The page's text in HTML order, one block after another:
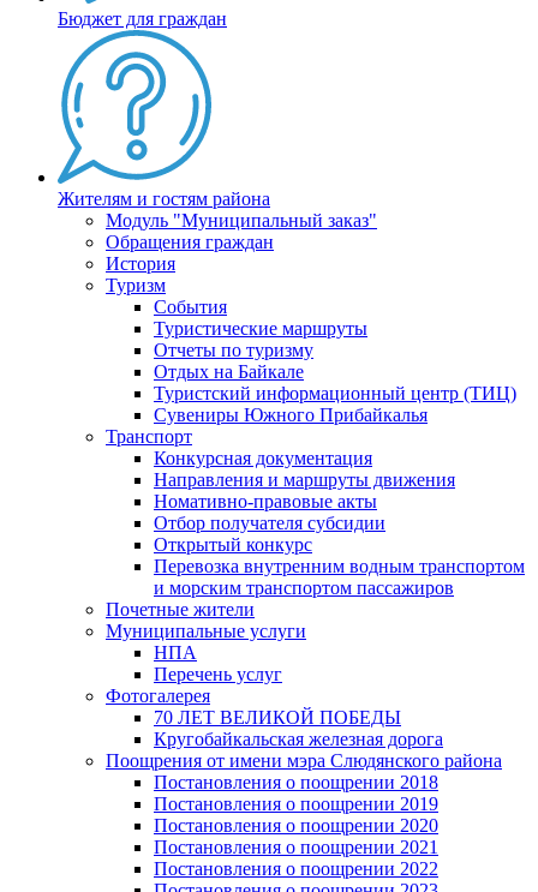
Бюджет для граждан
Жителям и гостям района
Модуль "Муниципальный заказ"
Обращения граждан
История
Туризм
События
Туристические маршруты
Отчеты по туризму
Отдых на Байкале
Туристский информационный центр (ТИЦ)
Сувениры Южного Прибайкалья
Транспорт
Конкурсная документация
Направления и маршруты движения
Номативно-правовые акты
Отбор получателя субсидии
Открытый конкурс
Перевозка внутренним водным транспортом
и морским транспортом пассажиров
Почетные жители
Муниципальные услуги
НПА
Перечень услуг
Фотогалерея
70 ЛЕТ ВЕЛИКОЙ ПОБЕДЫ
Кругобайкальская железная дорога
Поощрения от имени мэра Слюдянского района
Постановления о поощрении 2018
Постановления о поощрении 2019
Постановления о поощрении 2020
Постановления о поощрении 2021
Постановления о поощрении 2022